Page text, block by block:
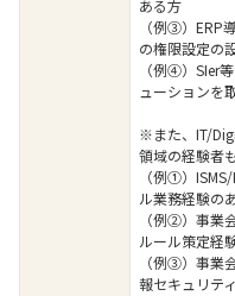
ある方
（例③）ERP
の権限設定の
（例④）SIer
ューションを
※また、IT/
領域の経験者
（例①）
ル業務経験の
（例②）事業
ルール策定経
（例③）事業
報セキュリテ